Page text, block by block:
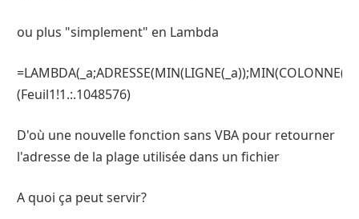
ou plus "simplement" en Lambda
(Feuil1!1.:.1048576)
D'où une nouvelle fonction sans VBA pour retourner
l'adresse de la plage utilisée dans un fichier
A quoi ça peut servir?